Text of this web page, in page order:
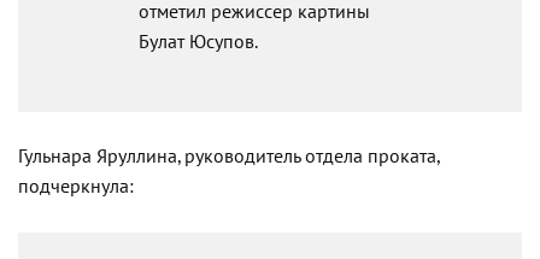
отметил режиссер картины
Булат Юсупов.
Гульнара Яруллина, руководитель отдела проката,
подчеркнула: